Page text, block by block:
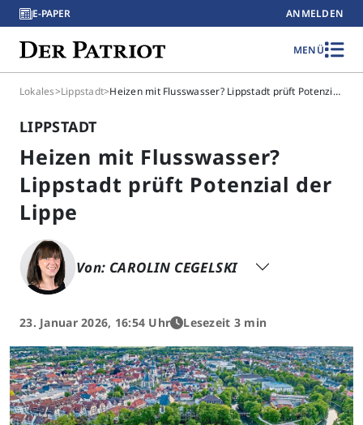
E-PAPER ANMELDEN
MENÜ
Lokales>Lippstadt> Heizen mit Flusswasser? Lippstadt prüft Potenzial der Lippe
LIPPSTADT
Heizen mit Flusswasser?
Lippstadt prüft Potenzial der
Lippe
Von: CAROLIN CEGELSKI
23. Januar 2026, 16:54 Uhr Lesezeit 3 min